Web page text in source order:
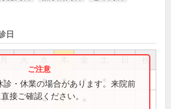
日
祝
● ● ● ●
● ●
診・休業の場合があります。来院前
接ご確認ください。